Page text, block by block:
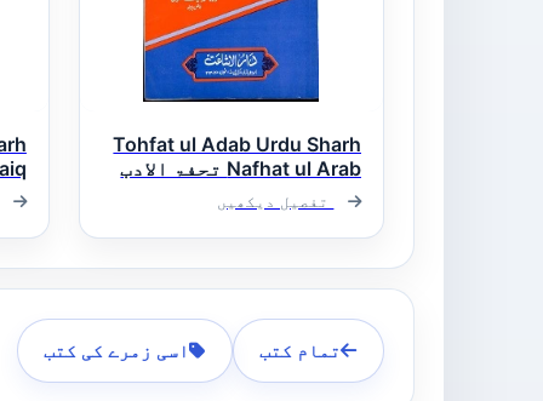
Tohfat ul Adab Urdu Sharh
Nafhat ul Arab تحفۃ الادب
اردو شرح نفحۃ العرب
تفصیل دیکھیں
تمام کتب اسی زمرے کی کتب